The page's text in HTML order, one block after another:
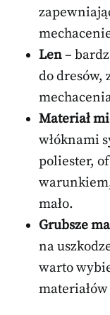
Len–
do dresów,
Materiał
włóknami
poliester,
mało.
Grubsze
na
warto